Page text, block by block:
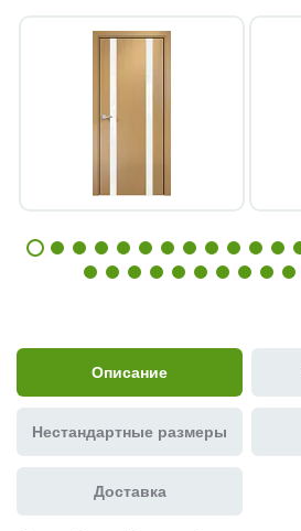
Описание
Нестандартные размеры
Доставка